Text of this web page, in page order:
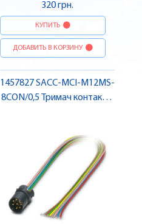
320 грн.
КУПИТЬ
ДОБАВИТЬ В КОРЗИНУ
1457827 SACC-MCI-M12MS-
8CON/0,5 Тримач контактів